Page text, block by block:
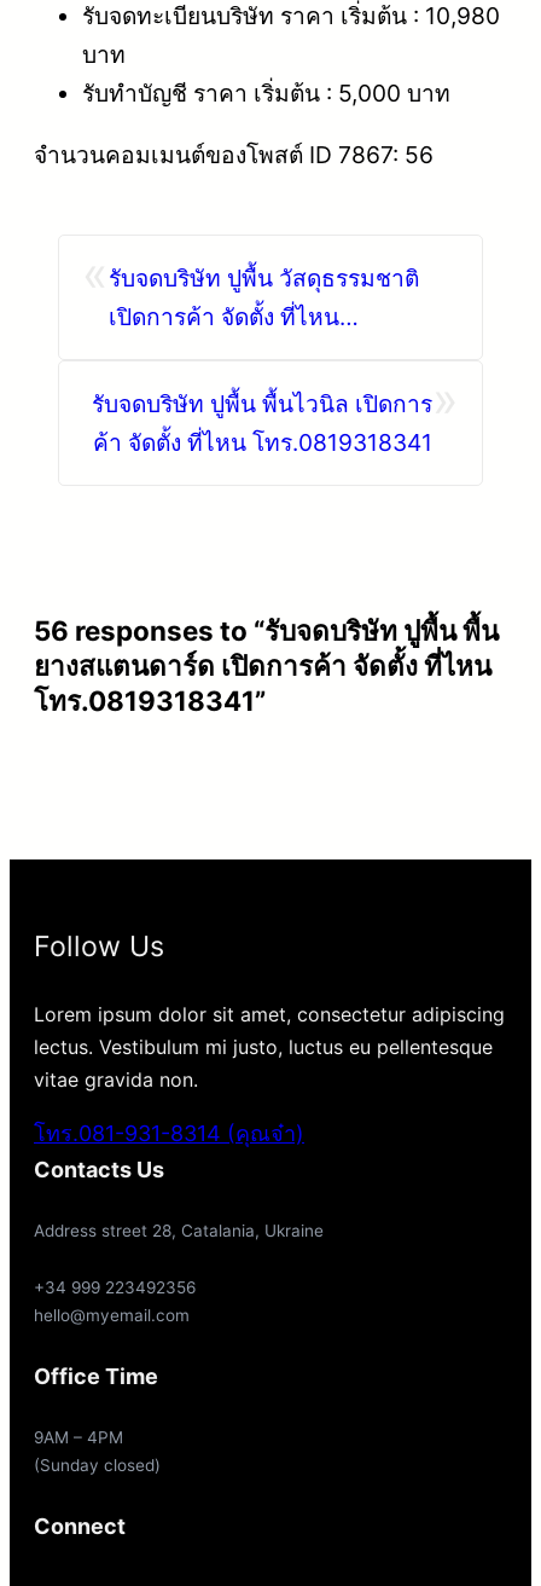
รับจดทะเบียนบริษัท ราคา เริ่มต้น : 10,980
บาท
รับทำบัญชี ราคา เริ่มต้น : 5,000 บาท
จำนวนคอมเมนต์ของโพสต์ ID 7867: 56
รับจดบริษัท ปูพื้น วัสดุธรรมชาติ
เปิดการค้า จัดตั้ง ที่ไหน
รับจดบริษัท ปูพื้น พื้นไวนิล เปิดการ
ค้า จัดตั้ง ที่ไหน โทร.0819318341
56 responses to “รับจดบริษัท ปูพื้น พื้น
ยางสแตนดาร์ด เปิดการค้า จัดตั้ง ที่ไหน
โทร.0819318341”
Follow Us
Lorem ipsum dolor sit amet, consectetur adipiscing
lectus. Vestibulum mi justo, luctus eu pellentesque
vitae gravida non.
โทร.081-931-8314 (คุณจ๋า)
Contacts Us
Address street 28, Catalania, Ukraine
+34 999 223492356
hello@myemail.com
Office Time
9AM – 4PM
(Sunday closed)
Connect